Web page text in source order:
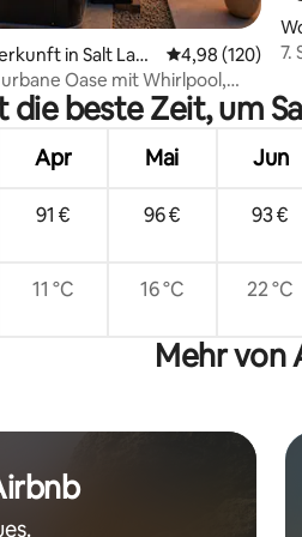
4,94 von 5, 1.544 Bewertungen
in Salt Lake
4,98 (120)
Oase mit Whirlpool,
7.
die beste Zeit, um
Apr Mai Jun
91 € 96 € 93 €
11 °C 16 °C 22 °C
Mehr von